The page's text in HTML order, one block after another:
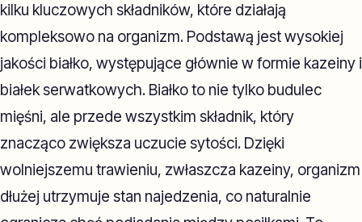
kilku kluczowych składników, które działają
kompleksowo na organizm. Podstawą jest wysokiej
jakości białko, występujące głównie w formie kazeiny i
białek serwatkowych. Białko to nie tylko budulec
mięśni, ale przede wszystkim składnik, który
znacząco zwiększa uczucie sytości. Dzięki
wolniejszemu trawieniu, zwłaszcza kazeiny, organizm
dłużej utrzymuje stan najedzenia, co naturalnie